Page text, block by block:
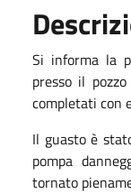
Si informa la
presso il
completati con
Il guasto è
pompa
tornato